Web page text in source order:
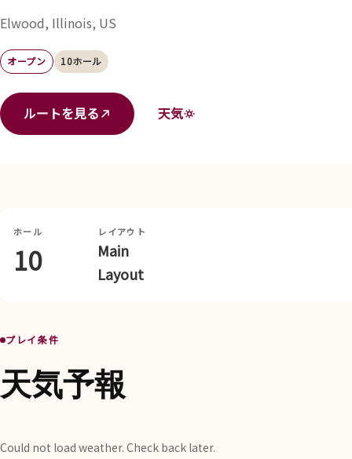
Elwood, Illinois, US
オープン 10ホール
ルートを見る 天気
ホール
10
レイアウト
Main
Layout
プレイ条件
天気予報
Could not load weather. Check back later.